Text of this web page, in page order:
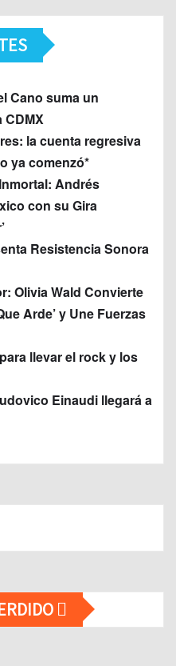
Cano suma un
la cuenta regresiva
ya comenzó*
Andrés
con su Gira
Resistencia Sonora
Olivia Wald Convierte
Arde’ y Une Fuerzas
llevar el rock y los
Einaudi llegará a